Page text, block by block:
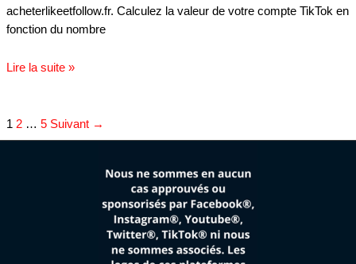
acheterlikeetfollow.fr. Calculez la valeur de votre compte TikTok en
fonction du nombre
Lire la suite »
1 2 … 5 Suivant →